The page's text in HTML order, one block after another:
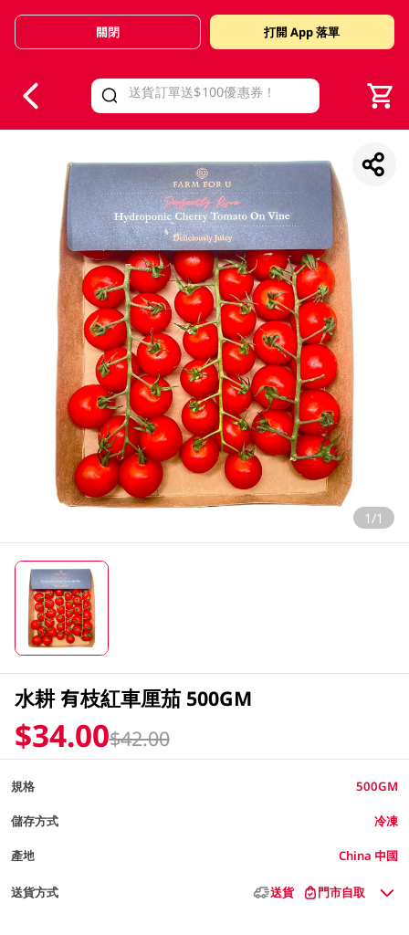
Valid Until 30 June 2026
關閉 打開 App 落單
1/1
水耕 有枝紅車厘茄 500GM
$34.00$42.00
規格 500GM
儲存方式 冷凍
產地 China 中國
送貨方式 送貨 門市自取